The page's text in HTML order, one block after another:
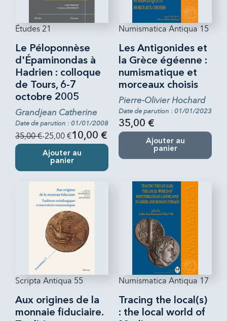
Études 21
Le Péloponnèse
d'Épaminondas à
Hadrien : colloque
de Tours, 6-7
octobre 2005
Grandjean Catherine
Date de parution : 01/01/2008
35,00 €-25,00 €10,00 €
Ajouter au
panier
Numismatica Antiqua 15
Les Antigonides et
la Grèce égéenne :
numismatique et
morceaux choisis
Pierre-Olivier Hochard
Date de parution : 01/01/2023
35,00 €
Ajouter au
panier
Scripta Antiqua 55
Aux origines de la
monnaie fiduciaire.
Numismatica Antiqua 17
Tracing the local(s)
: the local world of